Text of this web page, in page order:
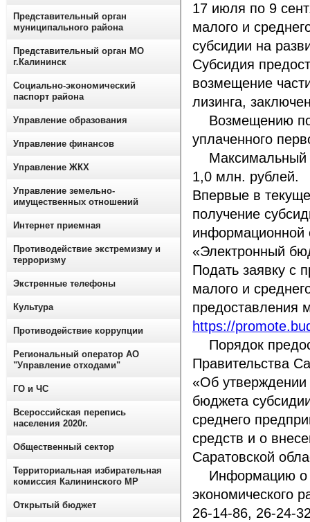
17 июля по 9
малого и
субсидии на
Субсидия
возмещение
лизинга,
Возмещению
уплаченного
Максимальный
1,0 млн. рублей.
Впервые в
получение
информационной
«Электронный
Подать заявку с
малого и
предоставления
https://
Порядок
Правительства
«Об утверждении
бюджета
среднего
средств и о
Саратовской
Информацию о
экономического
26-14-86, 26-24-
Представительный орган
муниципального района
Представительный орган МО
г.Калининск
Социально-экономический
паспорт района
Управление образования
Управление финансов
Управление ЖКХ
Управление земельно-
имущественных отношений
Интернет приемная
Противодействие экстремизму и
терроризму
Экстренные телефоны
Культура
Противодействие коррупции
Региональный оператор АО
"Управление отходами"
ГО и ЧС
Всероссийская перепись
населения 2020г.
Общественный сектор
Территориальная избирательная
комиссия Калининского МР
Открытый бюджет